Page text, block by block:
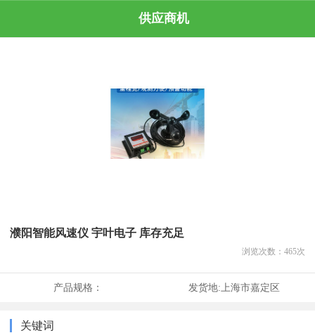
供应商机
濮阳智能风速仪 宇叶电子 库存充足
浏览次数： 465次
产品规格： 发货地:上海市嘉定区
关键词